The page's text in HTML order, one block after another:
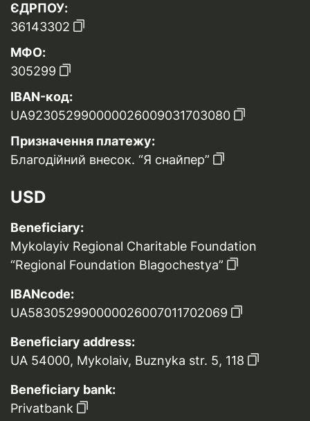
ЄДРПОУ:
36143302
МФО:
305299
IBAN-код:
UA923052990000026009031703080
Призначення платежу:
Благодійний внесок. “Я снайпер”
USD
Beneficiary:
Mykolayiv Regional Charitable Foundation
“Regional Foundation Blagochestya”
IBANcode:
UA583052990000026007011702069
Beneficiary address:
UA 54000, Mykolaiv, Buznyka str. 5, 118
Beneficiary bank:
Privatbank